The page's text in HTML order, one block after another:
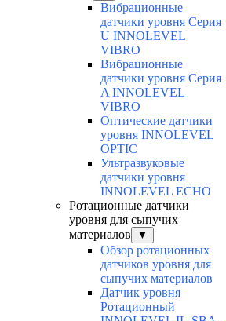
Вибрационные
датчики уровня Серия
U INNOLEVEL
VIBRO
Вибрационные
датчики уровня Серия
A INNOLEVEL
VIBRO
Оптические датчики
уровня INNOLEVEL
OPTIC
Ультразвуковые
датчики уровня
INNOLEVEL ECHO
Ротационные датчики
уровня для сыпучих
материалов
▼
Обзор ротационных
датчиков уровня для
сыпучих материалов
Датчик уровня
Ротационный